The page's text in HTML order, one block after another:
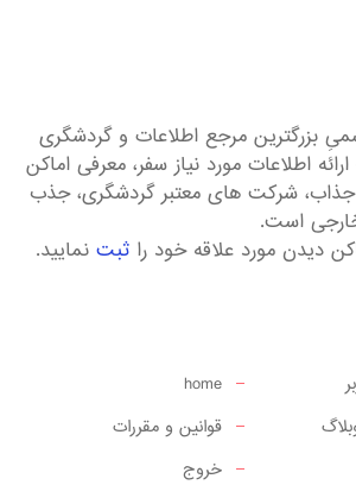
بزرگترین مرجع اطلاعات و گردشگری
اطلاعات مورد نیاز سفر، معرفی اماکن
جذاب، شرکت های معتبر گردشگری، جذب
است.
دیدن مورد علاقه خود را ثبت نمایید.
home
قوانین و مقررات
خروج